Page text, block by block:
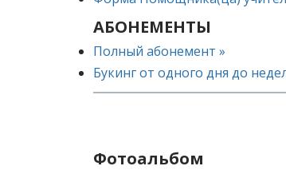
АБОНЕМЕНТЫ
Полный абонемент »
Букинг от одного дня до
Фотоальбом